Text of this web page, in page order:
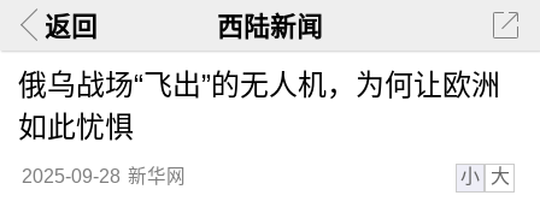
返回 西陆新闻
俄乌战场“飞出”的无人机，为何让欧洲
如此忧惧
2025-09-28 新华网 小 大